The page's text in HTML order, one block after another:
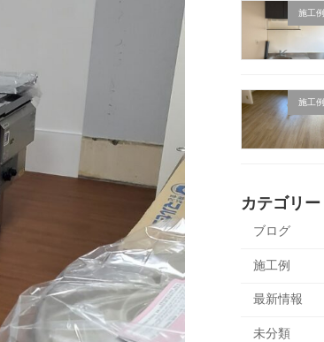
施工例
施工例
カテゴリー
ブログ
施工例
最新情報
未分類